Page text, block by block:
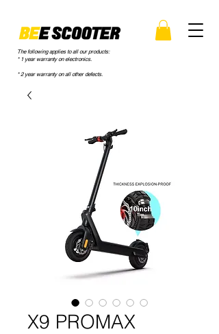
The following applies to all our products:
* 1 year warranty on electronics.
* 2 year warranty on all other defects.
X9 PROMAX